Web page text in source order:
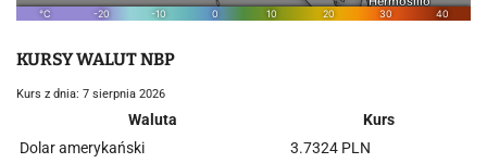
KURSY WALUT NBP
Kurs z dnia: 7 sierpnia 2026
Waluta
Kurs
Dolar amerykański
3.7324 PLN